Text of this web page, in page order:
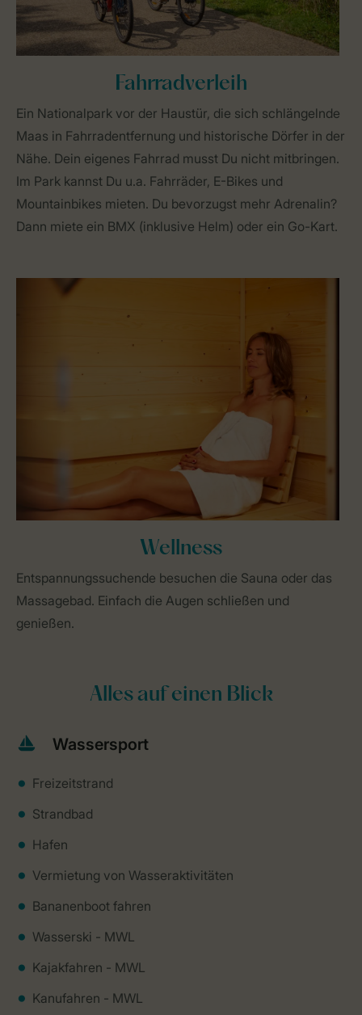
Fahrradverleih
Ein Nationalpark vor der Haustür, die sich schlängelnde
Maas in Fahrradentfernung und historische Dörfer in der
Nähe. Dein eigenes Fahrrad musst Du nicht mitbringen.
Im Park kannst Du u.a. Fahrräder, E-Bikes und
Mountainbikes mieten. Du bevorzugst mehr Adrenalin?
Dann miete ein BMX (inklusive Helm) oder ein Go-Kart.
Wellness
Entspannungssuchende besuchen die Sauna oder das
Massagebad. Einfach die Augen schließen und
genießen.
Alles auf einen Blick
Wassersport
Freizeitstrand
Strandbad
Hafen
Vermietung von Wasseraktivitäten
Bananenboot fahren
Wasserski - MWL
Kajakfahren - MWL
Kanufahren - MWL